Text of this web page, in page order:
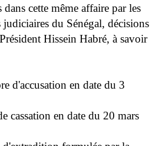
dans cette même affaire par les
judiciaires du Sénégal, décisions
Hissein Habré, à savoir
d'accusation en date du 3
cassation en date du 20 mars